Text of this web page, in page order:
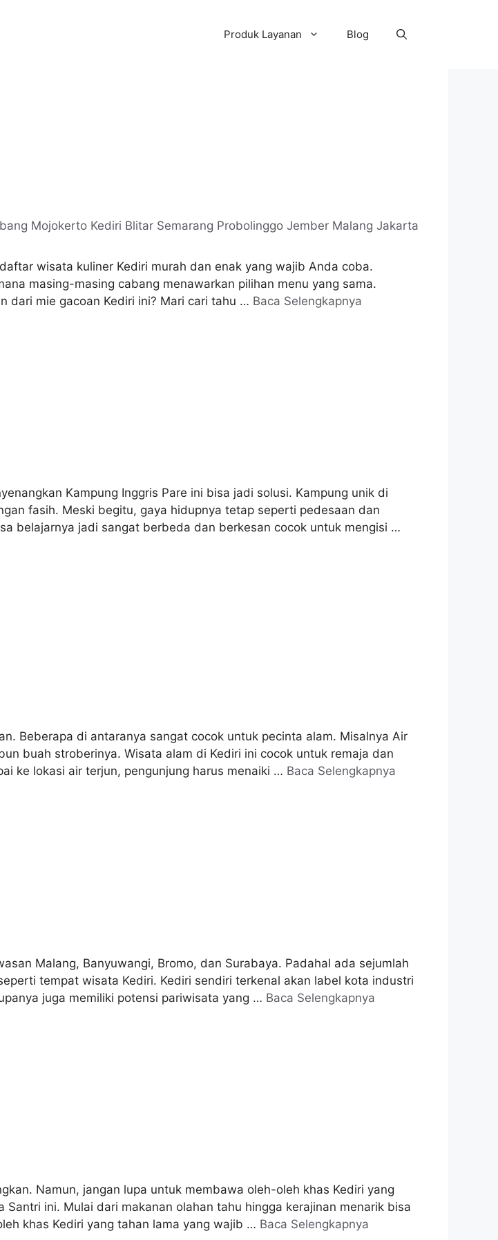
Produk Layanan Blog
wisata kuliner Kediri murah dan enak yang wajib Anda coba.
masing-masing cabang menawarkan pilihan menu yang sama.
dari mie gacoan Kediri ini? Mari cari tahu … Baca Selengkapnya
Kampung Inggris Pare ini bisa jadi solusi. Kampung unik di
fasih. Meski begitu, gaya hidupnya tetap seperti pedesaan dan
belajarnya jadi sangat berbeda dan berkesan cocok untuk mengisi …
Beberapa di antaranya sangat cocok untuk pecinta alam. Misalnya Air
buah stroberinya. Wisata alam di Kediri ini cocok untuk remaja dan
ke lokasi air terjun, pengunjung harus menaiki … Baca Selengkapnya
Malang, Banyuwangi, Bromo, dan Surabaya. Padahal ada sejumlah
tempat wisata Kediri. Kediri sendiri terkenal akan label kota industri
juga memiliki potensi pariwisata yang … Baca Selengkapnya
Namun, jangan lupa untuk membawa oleh-oleh khas Kediri yang
ini. Mulai dari makanan olahan tahu hingga kerajinan menarik bisa
khas Kediri yang tahan lama yang wajib … Baca Selengkapnya